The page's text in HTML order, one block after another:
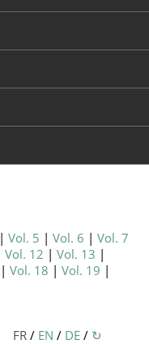
Vol. 5 Vol. 6
Vol. 7
Vol. 12
Vol. 13
Vol. 18
Vol. 19
FR / EN / DE / ↻